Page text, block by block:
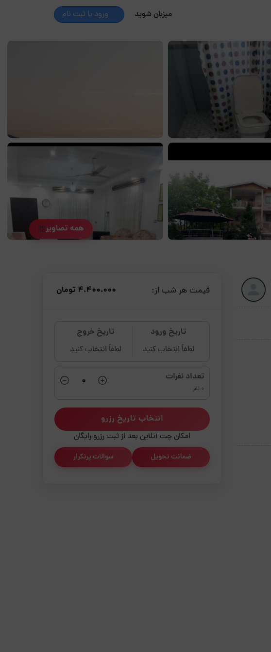
میزبان شوید ورود یا ثبت نام
همه تصاویر
قیمت هر شب از: 4،400،000 تومان
تاریخ ورود
لطفاً انتخاب کنید
تاریخ خروج
لطفاً انتخاب کنید
تعداد نفرات
0 نفر
انتخاب تاریخ رزرو
امکان چت آنلاین بعد از ثبت رزرو رایگان
ضمانت تحویل سوالات پرتکرار